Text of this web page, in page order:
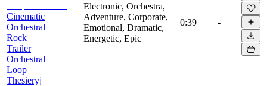
Cinematic
Orchestral
Rock
Trailer
Orchestral
Loop
Thesieryj
Electronic, Orchestra,
Adventure, Corporate,
Emotional, Dramatic,
Energetic, Epic
0:39 -